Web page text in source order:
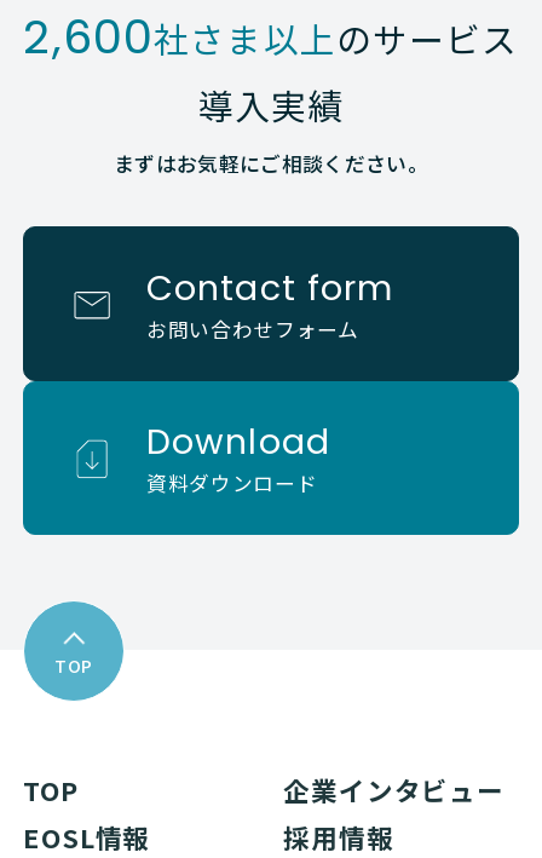
2,600社さま以上のサービス
導入実績
まずはお気軽にご相談ください。
Contact form
お問い合わせフォーム
Download
資料ダウンロード
TOP
TOP
企業インタビュー
EOSL情報
採用情報